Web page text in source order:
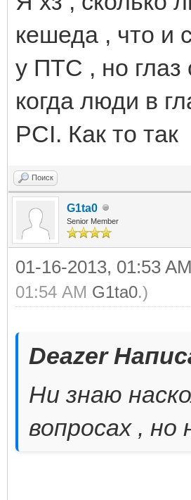
кешеда , что и
у ПТС , но
когда люди в
PCI. Как то так
Поиск
G1ta0
Senior Member
01-16-2013, 01:53 AM
01:54 AM G1ta0.)
Deazer
Ни знаю
вопросах ,